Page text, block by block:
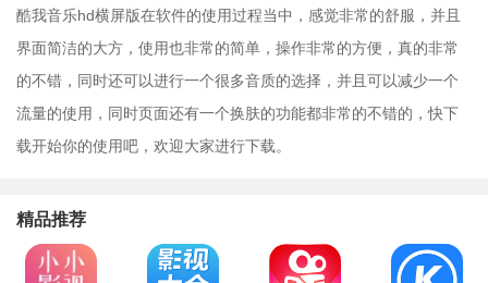
酷我音乐hd横屏版在软件的使用过程当中，感觉非常的舒服，并且
界面简洁的大方，使用也非常的简单，操作非常的方便，真的非常
的不错，同时还可以进行一个很多音质的选择，并且可以减少一个
流量的使用，同时页面还有一个换肤的功能都非常的不错的，快下
载开始你的使用吧，欢迎大家进行下载。
精品推荐